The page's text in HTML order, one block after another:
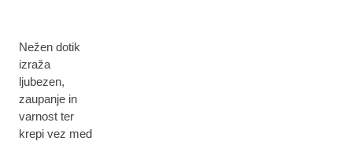
Nežen dotik
izraža
ljubezen,
zaupanje in
varnost ter
krepi vez med